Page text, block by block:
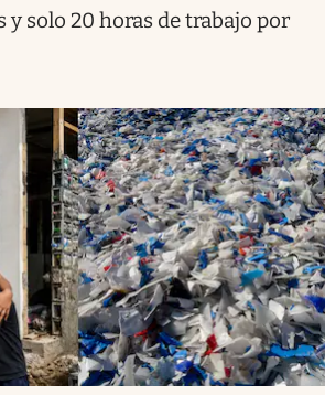
solo 20 horas de trabajo por